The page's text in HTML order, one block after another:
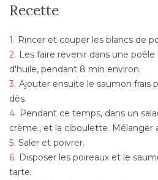
Recette
Rincer et couper les blancs de
Les faire revenir dans une
d'huile, pendant 8 min environ.
Ajouter ensuite le saumon frais
dès.
Pendant ce temps, dans un
crème., et la ciboulette. Mélanger
Saler et poivrer.
Disposer les poireaux et le
tarte;